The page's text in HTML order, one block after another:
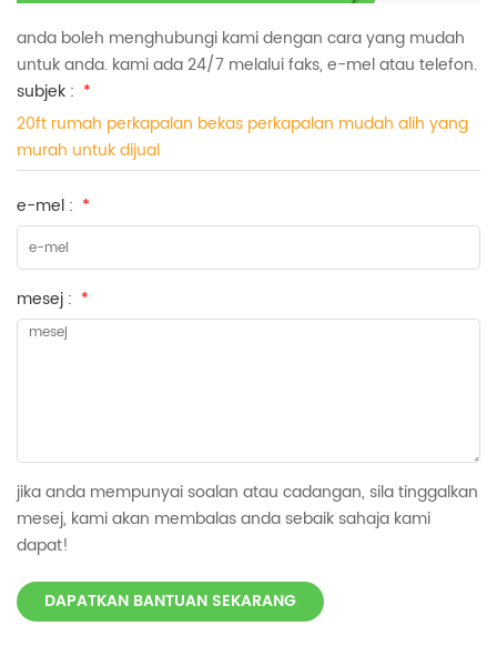
anda boleh menghubungi kami dengan cara yang mudah
untuk anda. kami ada 24/7 melalui faks, e-mel atau telefon.
subjek : *
20ft rumah perkapalan bekas perkapalan mudah alih yang
murah untuk dijual
e-mel : *
mesej : *
jika anda mempunyai soalan atau cadangan, sila tinggalkan
mesej, kami akan membalas anda sebaik sahaja kami
dapat!
DAPATKAN BANTUAN SEKARANG